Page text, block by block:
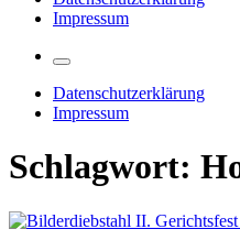
Impressum
Datenschutzerklärung
Impressum
Schlagwort: